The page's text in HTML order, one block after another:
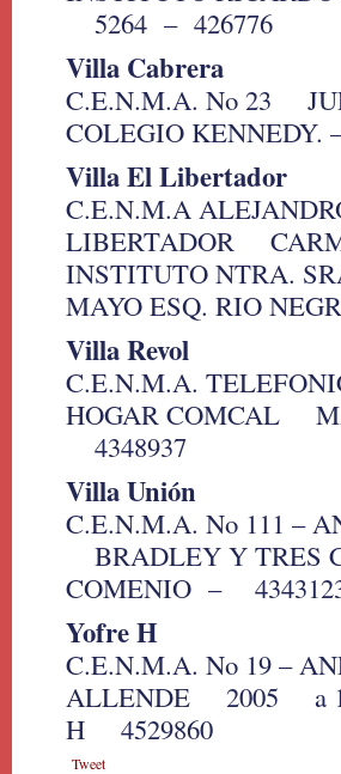
5264 – 426776
Villa Cabrera
C.E.N.M.A. No 23
COLEGIO KENNEDY.
Villa El Libertador
C.E.N.M.A
LIBERTADOR
INSTITUTO NTRA.
MAYO ESQ. RIO
Villa Revol
C.E.N.M.A.
HOGAR
4348937
Villa Unión
C.E.N.M.A. No 111 –
BRADLEY Y TRES
COMENIO –
Yofre H
C.E.N.M.A. No 19 –
ALLENDE 2005 a 1
H 4529860
Tweet